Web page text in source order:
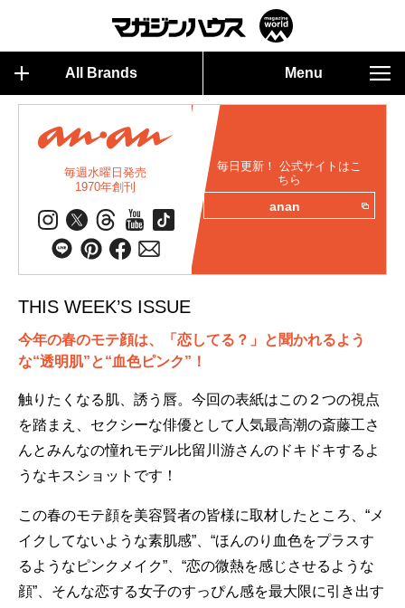
All Brands Menu
毎週水曜日発売
1970年創刊
毎日更新！ 公式サイトはこ
ちら
anan
THIS WEEK’S ISSUE
今年の春のモテ顔は、「恋してる？」と聞かれるよう
な“透明肌”と“血色ピンク”！
触りたくなる肌、誘う唇。今回の表紙はこの２つの視点
を踏まえ、セクシーな俳優として人気最高潮の斎藤工さ
んとみんなの憧れモデル比留川游さんのドキドキするよ
うなキスショットです！
この春のモテ顔を美容賢者の皆様に取材したところ、“メ
イクしてないような素肌感”、“ほんのり血色をプラスす
るようなピンクメイク”、“恋の微熱を感じさせるような
顔”、そんな恋する女子のすっぴん感を最大限に引き出す